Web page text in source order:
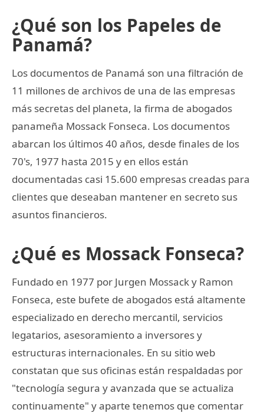
¿Qué son los Papeles de
Panamá?
Los documentos de Panamá son una filtración de
11 millones de archivos de una de las empresas
más secretas del planeta, la firma de abogados
panameña Mossack Fonseca. Los documentos
abarcan los últimos 40 años, desde finales de los
70's, 1977 hasta 2015 y en ellos están
documentadas casi 15.600 empresas creadas para
clientes que deseaban mantener en secreto sus
asuntos financieros.
¿Qué es Mossack Fonseca?
Fundado en 1977 por Jurgen Mossack y Ramon
Fonseca, este bufete de abogados está altamente
especializado en derecho mercantil, servicios
legatarios, asesoramiento a inversores y
estructuras internacionales. En su sitio web
constatan que sus oficinas están respaldadas por
"tecnología segura y avanzada que se actualiza
continuamente" y aparte tenemos que comentar